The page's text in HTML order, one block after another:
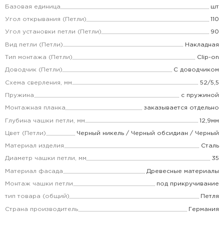
Базовая единица шт
Угол открывания (Петли) 110
Угол установки петли (Петли) 90
Вид петли (Петли) Накладная
Тип монтажа (Петли) Clip-on
Доводчик (Петли) С доводчиком
Схема сверления, мм 52/5,5
Пружина с пружиной
Монтажная планка заказывается отдельно
Глубина чашки петли, мм 12,9мм
Цвет (Петли) Черный никель / Черный обсидиан / Черный
Материал изделия Сталь
Диаметр чашки петли, мм 35
Материал фасада Древесные материалы
Монтаж чашки петли под прикручивание
тип товара (общий) Петля
Страна производитель Германия